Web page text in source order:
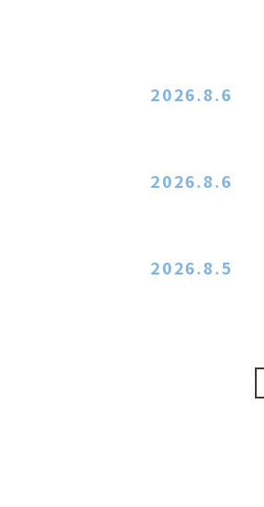
2026.8.6
2026.8.6
2026.8.5